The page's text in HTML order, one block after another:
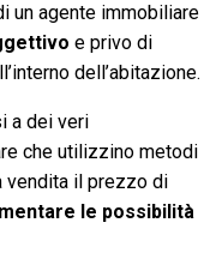
un agente immobiliare
e privo di
dell’abitazione.
a dei veri
che utilizzino metodi
vendita il prezzo di
le possibilità